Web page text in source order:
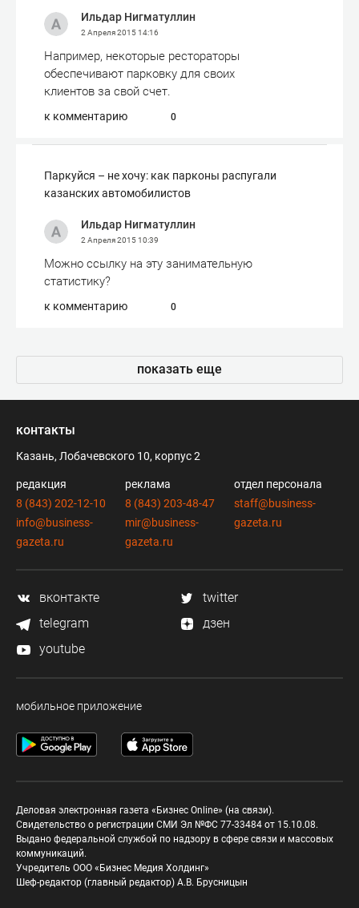
Ильдар Нигматуллин
2 Апреля 201514:16
Например, некоторые рестораторы
обеспечивают парковку для своих
клиентов за свой счет.
к комментарию 0
Паркуйся – не хочу: как парконы распугали
казанских автомобилистов
Ильдар Нигматуллин
2 Апреля 201510:39
Можно ссылку на эту занимательную
статистику?
к комментарию 0
показать еще
контакты
Казань, Лобачевского 10, корпус 2
редакция
8 (843) 202-12-10
info@business-
gazeta.ru
реклама
8 (843) 203-48-47
mir@business-
gazeta.ru
отдел персонала
staff@business-
gazeta.ru
вконтакте
twitter
telegram
дзен
youtube
мобильное приложение
Деловая электронная газета «Бизнес Online» (на связи).
Свидетельство о регистрации СМИ Эл №ФС 77-33484 от 15.10.08.
Выдано федеральной службой по надзору в сфере связи и массовых
коммуникаций.
Учредитель ООО «Бизнес Медия Холдинг»
Шеф-редактор (главный редактор) А.В. Брусницын